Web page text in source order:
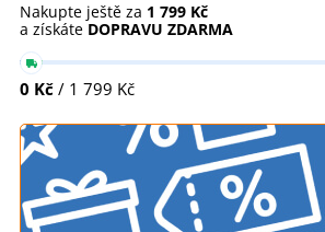
Nakupte ještě za 1 799 Kč
a získáte DOPRAVU ZDARMA
0 Kč / 1 799 Kč